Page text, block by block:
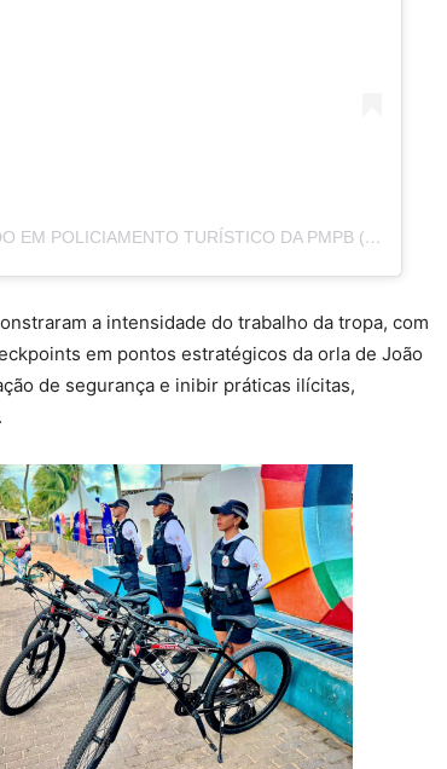
A POST SHARED BY BATALHÃO ESPECIALIZADO EM POLICIAMENTO TURÍSTICO DA PMPB (@BEPTUR.PMPB)
a intensidade do trabalho da tropa, com
em pontos estratégicos da orla de João
de segurança e inibir práticas ilícitas,